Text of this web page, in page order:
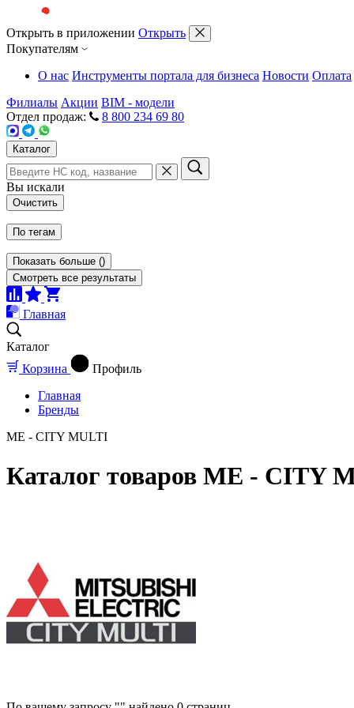
Открыть в приложении Открыть
Покупателям
О нас Инструменты портала для бизнеса Новости Оплата
Филиалы Акции BIM - модели
Отдел продаж:
8 800 234 69 80
Каталог
Вы искали
Очистить
По тегам
Показать больше ()
Смотреть все результаты
Главная
Каталог
Корзина
Профиль
Главная
Бренды
ME - CITY MULTI
Каталог товаров ME - CITY